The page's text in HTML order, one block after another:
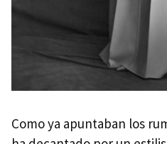
Como ya apuntaban los